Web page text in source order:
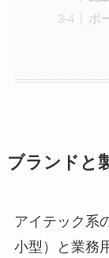
ポ
ブランドと
アイテック系
小型）と業務